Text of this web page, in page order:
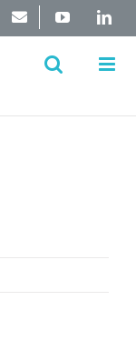
YouTube